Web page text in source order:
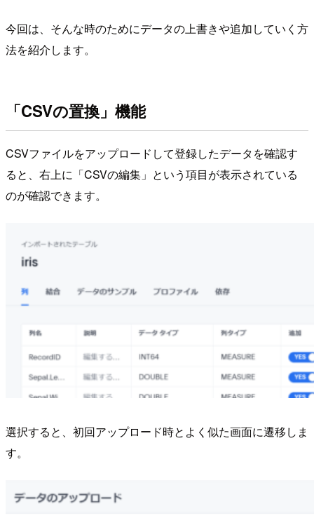
今回は、そんな時のためにデータの上書きや追加していく方
法を紹介します。
「CSVの置換」機能
CSVファイルをアップロードして登録したデータを確認す
ると、右上に「CSVの編集」という項目が表示されている
のが確認できます。
選択すると、初回アップロード時とよく似た画面に遷移しま
す。